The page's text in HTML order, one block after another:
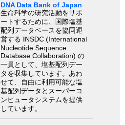
DNA Data Bank of Japan
生命科学の研究活動をサポ
ートするために、国際塩基
配列データベースを協同運
営する INSDC (International
Nucleotide Sequence
Database Collaboration) の
一員として、塩基配列デー
タを収集しています。あわ
せて、自由に利用可能な塩
基配列データとスーパーコ
ンピュータシステムを提供
しています。